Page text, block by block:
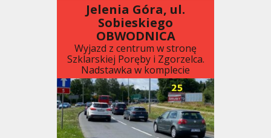
Jelenia Góra, ul.
Sobieskiego
OBWODNICA
Wyjazd z centrum w stronę
Szklarskiej Poręby i Zgorzelca.
Nadstawka w komplecie